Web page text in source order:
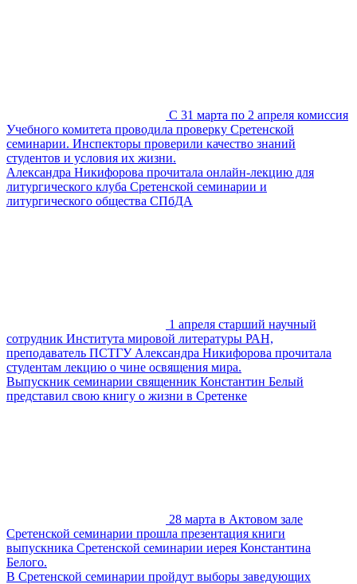
С 31 марта по 2 апреля комиссия
Учебного комитета проводила проверку Сретенской
семинарии. Инспекторы проверили качество знаний
студентов и условия их жизни.
Александра Никифорова прочитала онлайн-лекцию для
литургического клуба Сретенской семинарии и
литургического общества СПбДА
1 апреля старший научный
сотрудник Института мировой литературы РАН,
преподаватель ПСТГУ Александра Никифорова прочитала
студентам лекцию о чине освящения мира.
Выпускник семинарии священник Константин Белый
представил свою книгу о жизни в Сретенке
28 марта в Актовом зале
Сретенской семинарии прошла презентация книги
выпускника Сретенской семинарии иерея Константина
Белого.
В Сретенской семинарии пройдут выборы заведующих